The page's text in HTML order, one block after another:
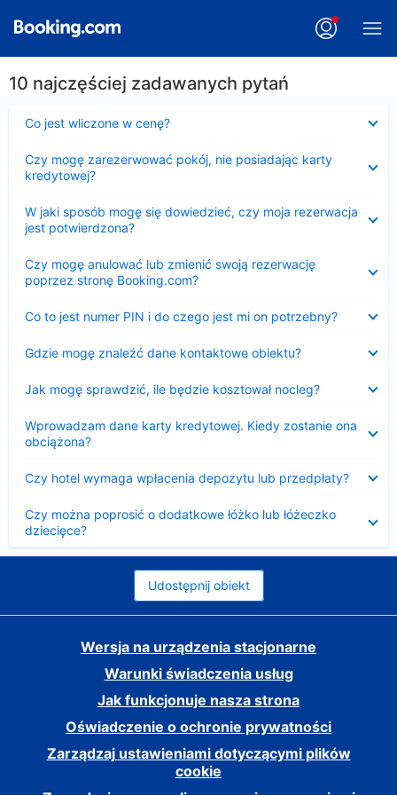
10 najczęściej zadawanych pytań
Co jest wliczone w cenę?
Czy mogę zarezerwować pokój, nie posiadając karty
kredytowej?
W jaki sposób mogę się dowiedzieć, czy moja rezerwacja
jest potwierdzona?
Czy mogę anulować lub zmienić swoją rezerwację
poprzez stronę Booking.com?
Co to jest numer PIN i do czego jest mi on potrzebny?
Gdzie mogę znaleźć dane kontaktowe obiektu?
Jak mogę sprawdzić, ile będzie kosztował nocleg?
Wprowadzam dane karty kredytowej. Kiedy zostanie ona
obciążona?
Czy hotel wymaga wpłacenia depozytu lub przedpłaty?
Czy można poprosić o dodatkowe łóżko lub łóżeczko
dziecięce?
Udostępnij obiekt
Wersja na urządzenia stacjonarne
Warunki świadczenia usług
Jak funkcjonuje nasza strona
Oświadczenie o ochronie prywatności
Zarządzaj ustawieniami dotyczącymi plików
cookie